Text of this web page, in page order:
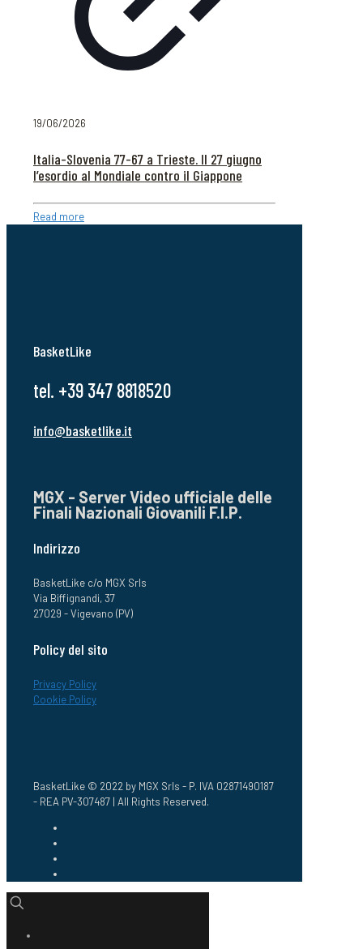
19/06/2026
Italia-Slovenia 77-67 a Trieste. Il 27 giugno
l’esordio al Mondiale contro il Giappone
Read more
BasketLike
tel. +39 347 8818520
info@basketlike.it
MGX - Server Video ufficiale delle
Finali Nazionali Giovanili F.I.P.
Indirizzo
BasketLike c/o MGX Srls
Via Biffignandi, 37
27029 - Vigevano (PV)
Policy del sito
Privacy Policy
Cookie Policy
BasketLike © 2022 by MGX Srls - P. IVA 02871490187
- REA PV-307487 | All Rights Reserved.